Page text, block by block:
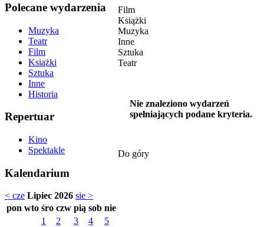
Polecane wydarzenia
Muzyka
Teatr
Film
Książki
Sztuka
Inne
Historia
Repertuar
Kino
Spektakle
Kalendarium
< cze Lipiec 2026 sie >
pon wto śro czw pią sob nie
1
2 3 4
5
Film
Książki
Muzyka
Inne
Sztuka
Teatr
Nie znaleziono wydarzeń
spełniających podane kryteria.
Do góry